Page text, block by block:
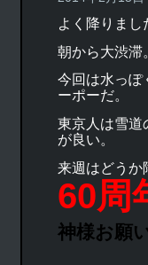
よく降りま
朝から大渋滞
今回は水っぽ
ーポーだ。
東京人は雪道
が良い。
来週はどうか
60周
神様お願